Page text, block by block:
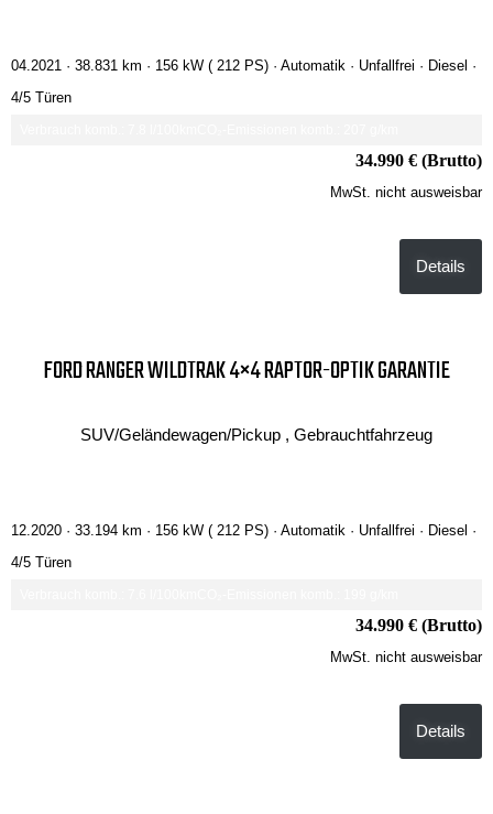
04.2021 · 38.831 km · 156 kW ( 212 PS) · Automatik · Unfallfrei · Diesel ·
4/5 Türen
34.990 € (Brutto)
MwSt. nicht ausweisbar
Details
FORD RANGER WILDTRAK 4×4 RAPTOR-OPTIK GARANTIE
SUV/Geländewagen/Pickup , Gebrauchtfahrzeug
12.2020 · 33.194 km · 156 kW ( 212 PS) · Automatik · Unfallfrei · Diesel ·
4/5 Türen
34.990 € (Brutto)
MwSt. nicht ausweisbar
Details